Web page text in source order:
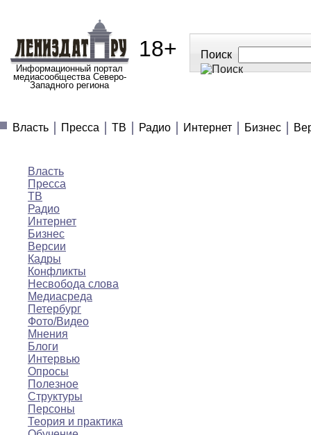
Информационный портал
медиасообщества Северо-
Западного региона
18+ Поиск
Власть
Пресса ТВ Радио Интернет Бизнес
Власть
Пресса
ТВ
Радио
Интернет
Бизнес
Версии
Кадры
Конфликты
Несвобода слова
Медиасреда
Петербург
Фото/Видео
Мнения
Блоги
Интервью
Опросы
Полезное
Структуры
Персоны
Теория и практика